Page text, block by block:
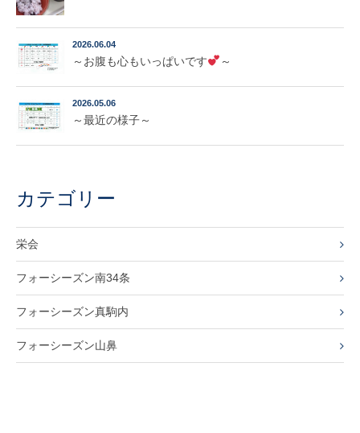
2026.06.04
～お腹も心もいっぱいです ～
2026.05.06
～最近の様子～
カテゴリー
栄会
フォーシーズン南34条
フォーシーズン真駒内
フォーシーズン山鼻